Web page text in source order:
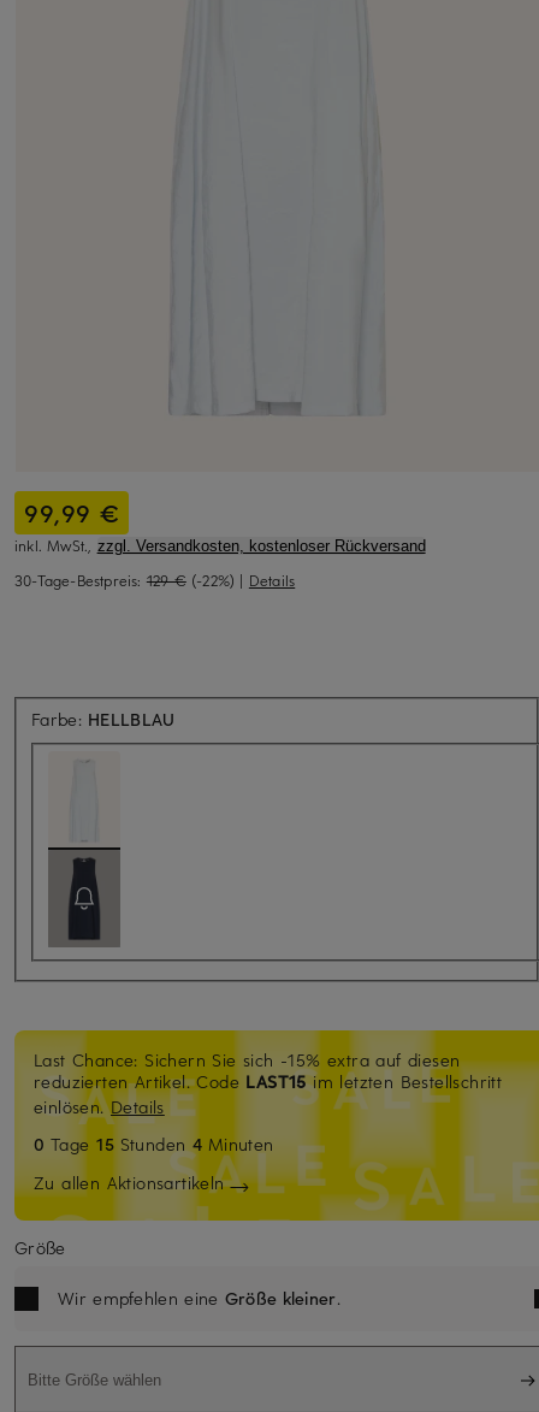
99,99 €
inkl. MwSt., zzgl. Versandkosten, kostenloser Rückversand
30-Tage-Bestpreis: 129 € (-22%) | Details
Farbe: HELLBLAU
Last Chance: Sichern Sie sich -15% extra auf diesen
reduzierten Artikel. Code LAST15im letzten Bestellschritt
einlösen.Details
0 Tage15 Stunden 4 Minuten
Zu allen Aktionsartikeln
Größe
Wir empfehlen eine Größe kleiner.
Bitte Größe wählen